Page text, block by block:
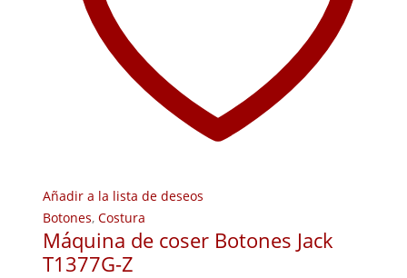
Añadir a la lista de deseos
Botones, Costura
Máquina de coser Botones Jack
T1377G-Z